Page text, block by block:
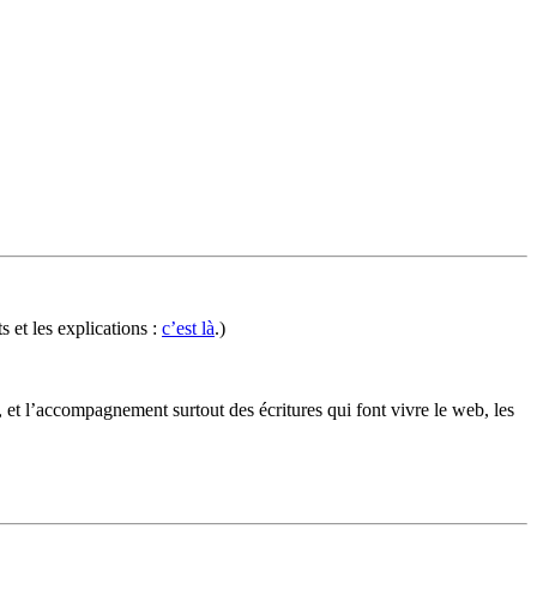
et les explications : c’est là.)
l’accompagnement surtout des écritures qui font vivre le web, les